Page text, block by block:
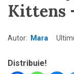
Kittens
Autor: Mara
Distribuie!